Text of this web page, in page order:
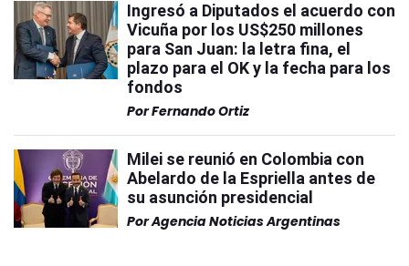
Ingresó a Diputados el acuerdo con
Vicuña por los US$250 millones
para San Juan: la letra fina, el
plazo para el OK y la fecha para los
fondos
PorFernando Ortiz
Milei se reunió en Colombia con
Abelardo de la Espriella antes de
su asunción presidencial
PorAgencia Noticias Argentinas